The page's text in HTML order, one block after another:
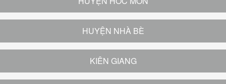
HUYỆN NHÀ BÈ
KIÊN GIANG